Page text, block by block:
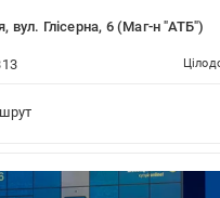
Глісерна, 6 (Маг-н "АТБ")